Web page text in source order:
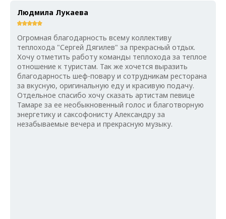
Людмила Лукаева
Огромная благодарность всему коллективу
теплохода "Сергей Дягилев" за прекрасный отдых.
Хочу отметить работу команды теплохода за теплое
отношение к туристам. Так же хочется выразить
благодарность шеф-повару и сотрудникам ресторана
за вкусную, оригинальную еду и красивую подачу.
Отдельное спасибо хочу сказать артистам певице
Тамаре за ее необыкновенный голос и благотворную
энергетику и саксофонисту Александру за
незабываемые вечера и прекрасную музыку.